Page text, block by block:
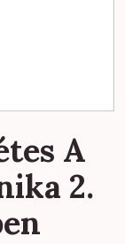
A
2.